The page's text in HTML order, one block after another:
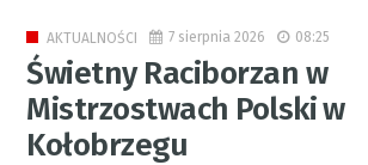
AKTUALNOŚCI 7 sierpnia 2026 08:25
Świetny Raciborzan w
Mistrzostwach Polski w
Kołobrzegu